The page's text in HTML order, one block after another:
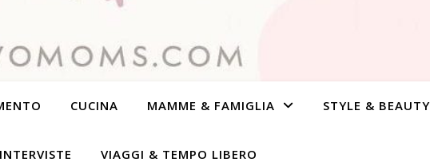
CUCINA MAMME & FAMIGLIA STYLE & BEAUTY
VIAGGI & TEMPO LIBERO